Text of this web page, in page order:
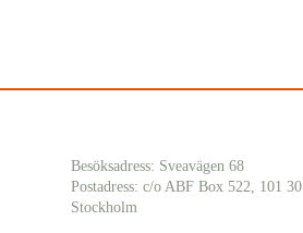
Besöksadress: Sveavägen 68
Postadress: c/o ABF Box 522, 101 30
Stockholm